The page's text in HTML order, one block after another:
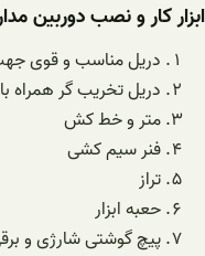
ابزار کار و نصب دوربین
دریل مناسب و قوی جهت
دریل تخریب گر همراه
متر و خط کش
فنر سیم کشی
تراز
حعبه ابزار
پیچ گوشتی شارژی و